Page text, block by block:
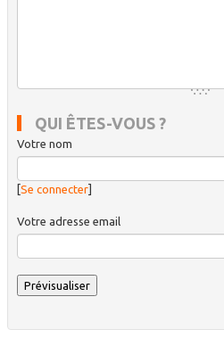
QUI ÊTES-VOUS ?
Votre nom
[Se connecter]
Votre adresse email